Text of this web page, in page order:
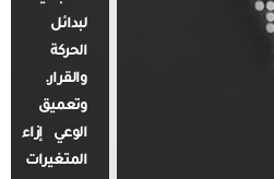
لبدائل
الحركة
والقرار.
وتعميق
الوعي إزاء
المتغيرات